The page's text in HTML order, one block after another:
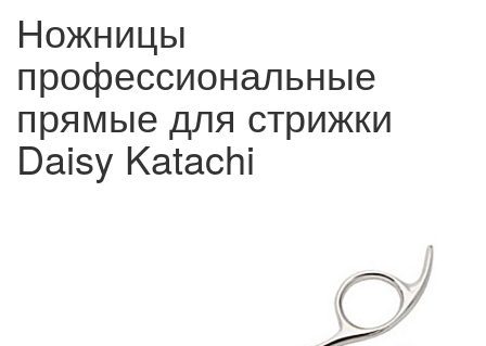
Ножницы
профессиональные
прямые для стрижки
Daisy Katachi